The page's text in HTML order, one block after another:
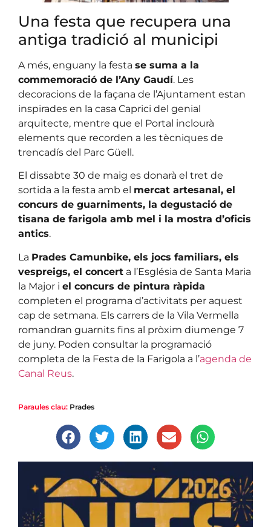
Una festa que recupera una
antiga tradició al municipi
A més, enguany la festa se suma a la
commemoració de l’Any Gaudí. Les
decoracions de la façana de l’Ajuntament estan
inspirades en la casa Caprici del genial
arquitecte, mentre que el Portal inclourà
elements que recorden a les tècniques de
trencadís del Parc Güell.
El dissabte 30 de maig es donarà el tret de
sortida a la festa amb el mercat artesanal, el
concurs de guarniments, la degustació de
tisana de farigola amb mel i la mostra d’oficis
antics.
La Prades Camunbike, els jocs familiars, els
vespreigs, el concert a l’Església de Santa Maria
la Major i el concurs de pintura ràpida
completen el programa d’activitats per aquest
cap de setmana. Els carrers de la Vila Vermella
romandran guarnits fins al pròxim diumenge 7
de juny. Poden consultar la programació
completa de la Festa de la Farigola a l’agenda de
Canal Reus.
Paraules clau: Prades